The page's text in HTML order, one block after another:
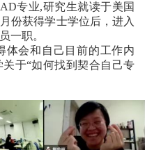
专业,研究生就读于美国
份获得学士学位后，进入
一职。
体会和自己目前的工作内
于“如何找到契合自己专